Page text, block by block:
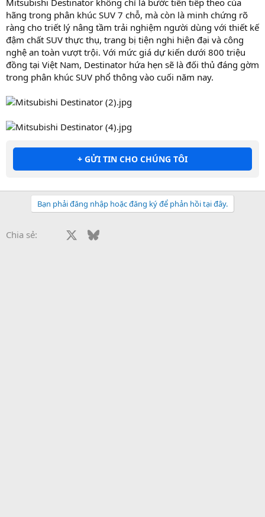
Mitsubishi Destinator không chỉ là bước tiến tiếp theo của
hãng trong phân khúc SUV 7 chỗ, mà còn là minh chứng rõ
ràng cho triết lý nâng tầm trải nghiệm người dùng với thiết kế
đậm chất SUV thực thụ, trang bị tiện nghi hiện đại và công
nghệ an toàn vượt trội. Với mức giá dự kiến dưới 800 triệu
đồng tại Việt Nam, Destinator hứa hẹn sẽ là đối thủ đáng gờm
trong phân khúc SUV phổ thông vào cuối năm nay.
+ GỬI TIN CHO CHÚNG TÔI
Bạn phải đăng nhập hoặc đăng ký để phản hồi tại đây.
Chia sẻ: Facebook Bluesky